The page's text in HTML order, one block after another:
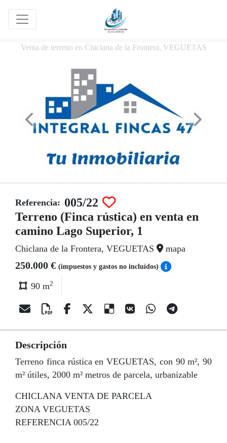
Venta de terreno en Chiclana de la Frontera, VEGUETAS
Referencia: 005/22
Terreno (Finca rústica) en venta en
camino Lago Superior, 1
Chiclana de la Frontera, VEGUETAS mapa
250.000 € (impuestos y gastos no incluídos)
90 m2
Descripción
Terreno finca rústica en VEGUETAS, con 90 m², 90
m² útiles, 2000 m² metros de parcela, urbanizable
CHICLANA VENTA DE PARCELA
ZONA VEGUETAS
REFERENCIA 005/22